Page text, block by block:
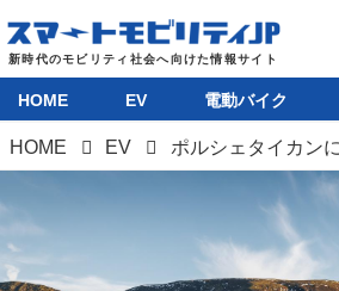
HOME EV 電動バイク
HOME EV